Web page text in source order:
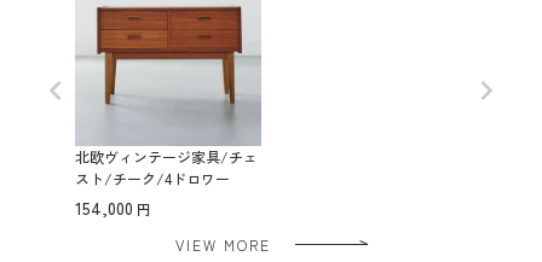
北欧ヴィンテージ家具/チェ
スト/チーク/4ドロワー
154,000
VIEW MORE